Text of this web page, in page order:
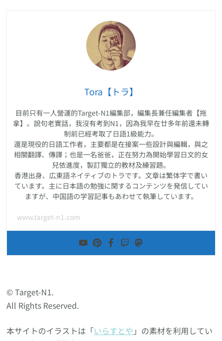
Tora【トラ】
目前只有一人營運的Target-N1編集部，編集長兼任編集者【拖
拿】。說句老實話，我沒有考到N1，因為我早在廿多年前還未轉
制前已經考取了日語1級能力。
還是現役的日語工作者，主要都是在接案一些設計與編輯，與之
相關翻譯、傳譯；也是一名爸爸，正在努力為開始學習日文的女
兒依進度，製訂獨立的教材及練習題。
香港出身、広東語ネイティブのトラです。文章は繁体字で書い
ています。主に日本語の勉強に関するコンテンツを発信してい
ますが、中国語の学習記事もあわせて執筆しています。
www.target-n1.com
© Target-N1.
All Rights Reserved.
本サイトのイラストは「いらすとや 」の素材を利用してい